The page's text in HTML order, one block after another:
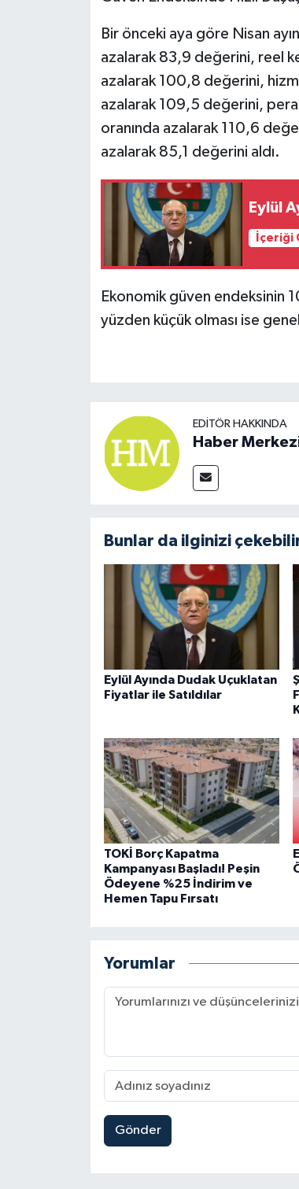
Bir önceki aya göre Nisan
azalarak 83,9 değerini, reel
azalarak 100,8 değerini,
azalarak 109,5 değerini,
oranında azalarak 110,6
azalarak 85,1 değerini aldı.
Eylül
İçeriği
Ekonomik güven endeksinin
yüzden küçük olması ise
EDITÖR HAKKINDA
Haber
Bunlar da ilginizi
Eylül Ayında Dudak Uçuklatan
Fiyatlar ile Satıldılar
TOKİ Borç Kapatma
Kampanyası Başladı! Peşin
Ödeyene %25 İndirim ve
Hemen Tapu Fırsatı
Yorumlar
Gönder